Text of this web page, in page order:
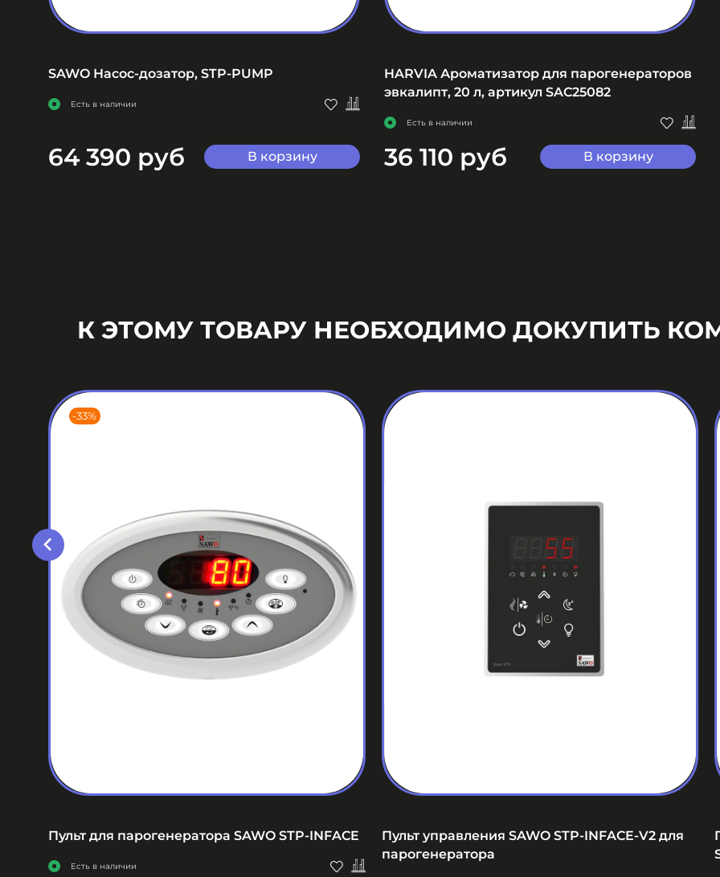
SAWO Насос-дозатор, STP-PUMP
Есть в наличии
64 390 руб В корзину
HARVIA Ароматизатор для парогенераторов
эвкалипт, 20 л, артикул SAC25082
Есть в наличии
36 110 руб В корзину
К ЭТОМУ ТОВАРУ НЕОБХОДИМО ДОКУПИТЬ
-33%
Пульт для парогенератора SAWO STP-INFACE
Есть в наличии
Пульт управления SAWO STP-INFACE-V2 для
парогенератора